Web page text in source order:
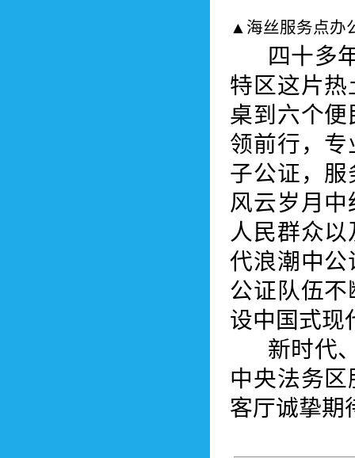
▲海丝服务点办
四十多年
特区这片
桌到六个
领前行，
子公证，
风云岁月
人民群众
代浪潮中
公证队伍
设中国式现
新时代、
中央法务
客厅诚挚期